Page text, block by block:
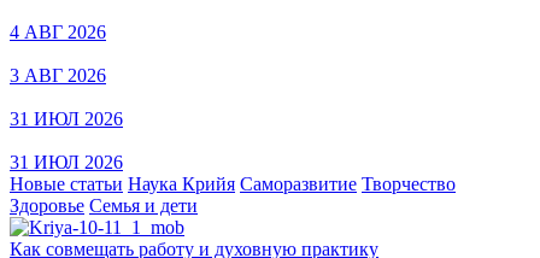
4 АВГ 2026
3 АВГ 2026
31 ИЮЛ 2026
31 ИЮЛ 2026
Новые статьи Наука Крийя Саморазвитие Творчество
Здоровье Семья и дети
Как совмещать работу и духовную практику